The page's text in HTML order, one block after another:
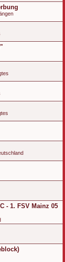
t
a
- 1. FSV Mainz 05